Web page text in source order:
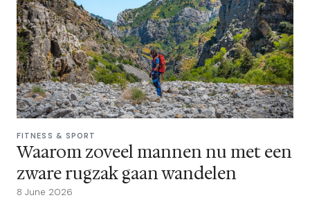
FITNESS & SPORT
Waarom zoveel mannen nu met een
zware rugzak gaan wandelen
8 June 2026